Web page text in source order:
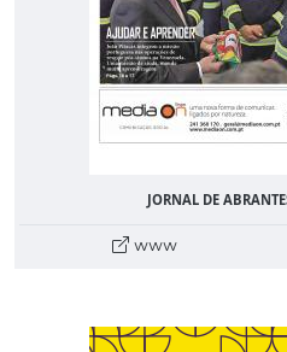
JORNAL DE
www